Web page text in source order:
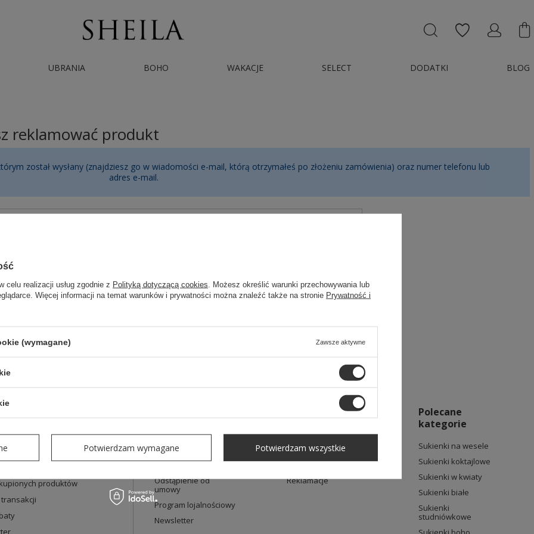
UBRANIA BOHO WAKACJE SELECT DODATKI BLOG
reklamować produkt
został wysłany (znajdziesz go w wiadomości e-mail, którą otrzymałeś po złożeniu zamówienia) oraz numer telefonu lub
adres e-mail.
Znajdź zamówienie
się
produktów
Informacje o sklepie
Regulamin
Polityka prywatności
Odstąpienie od
umowy
Program lojalnościowy
Newsletter
Obsługa Klienta
Sposoby płatności
Wysyłka
Wymiana i zwroty
Reklamacje
Polecane
kategorie
Sukienki na wesele
Sukienki koktajlowe
Sukienki w kwiaty
Sukienki białe
Sukienki
studniówkowe
celu realizacji usług zgodnie z Polityką dotyczącą cookies . Możesz określić warunki przechowywania lub
Więcej informacji na temat warunków i prywatności można znaleźć także na stronie Prywatność i
(wymagane) Zawsze aktywne
Potwierdzam wymagane Potwierdzam wszystkie